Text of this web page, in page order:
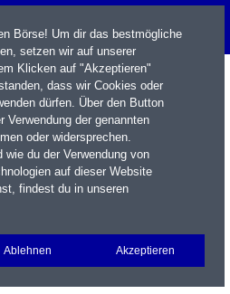
Portfolio Login
Börse! Um dir das bestmögliche
setzen wir auf unserer
Klicken auf "Akzeptieren"
dass wir Cookies oder
dürfen. Über den Button
der genannten
oder widersprechen.
wie du der Verwendung von
auf dieser Website
findest du in unseren
Ablehnen Akzeptieren